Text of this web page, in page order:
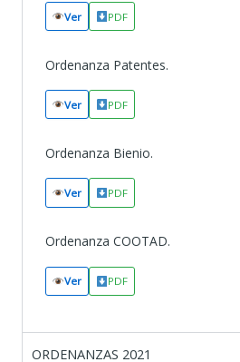
Ver PDF
Ordenanza Patentes.
Ver PDF
Ordenanza Bienio.
Ver PDF
Ordenanza COOTAD.
Ver PDF
ORDENANZAS 2021